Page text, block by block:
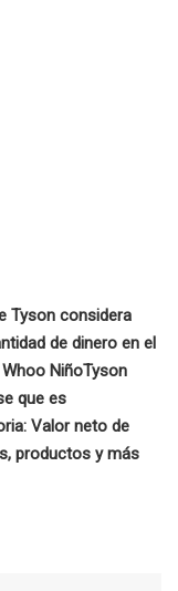
Tyson considera
de dinero en el
Whoo NiñoTyson
que es
Valor neto de
productos y más